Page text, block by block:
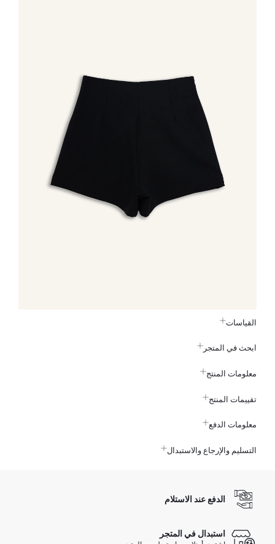
القياسات
ابحث في المتجر
معلومات المنتج
تقييمات المنتج
معلومات الدفع
التسليم والإرجاع والاستبدال
الدفع عند الاستلام
استبدال في المتجر